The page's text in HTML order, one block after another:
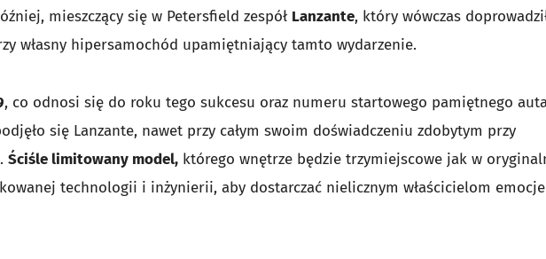
mieszczący się w Petersfield zespół Lanzante, który wówczas
własny hipersamochód upamiętniający tamto wydarzenie.
, co odnosi się do roku tego sukcesu oraz numeru startowego pamiętnego
się Lanzante, nawet przy całym swoim doświadczeniu zdobytym przy
Ściśle limitowany model, którego wnętrze będzie trzymiejscowe jak w
technologii i inżynierii, aby dostarczać nielicznym właścicielom emocje